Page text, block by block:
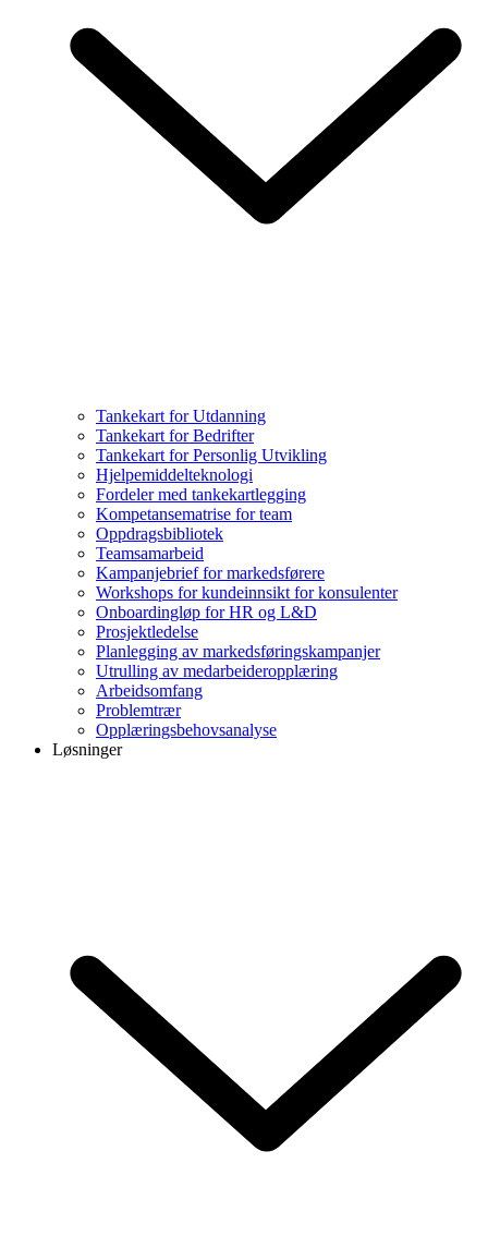
Tankekart for Utdanning
Tankekart for Bedrifter
Tankekart for Personlig Utvikling
Hjelpemiddelteknologi
Fordeler med tankekartlegging
Kompetansematrise for team
Oppdragsbibliotek
Teamsamarbeid
Kampanjebrief for markedsførere
Workshops for kundeinnsikt for konsulenter
Onboardingløp for HR og L&D
Prosjektledelse
Planlegging av markedsføringskampanjer
Utrulling av medarbeideropplæring
Arbeidsomfang
Problemtrær
Opplæringsbehovsanalyse
Løsninger